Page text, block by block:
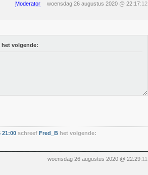
Moderator woensdag 26 augustus 2020 @ 22:17:12
het volgende:
21:00 schreef Fred_B het volgende:
woensdag 26 augustus 2020 @ 22:29:11